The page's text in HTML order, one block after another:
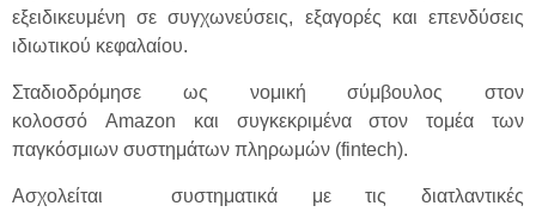
εξειδικευμένη σε συγχωνεύσεις, εξαγορές και επενδύσεις
ιδιωτικού κεφαλαίου.
Σταδιοδρόμησε ως νομική σύμβουλος στον
κολοσσό Amazon και συγκεκριμένα στον τομέα των
παγκόσμιων συστημάτων πληρωμών (fintech).
Ασχολείται συστηματικά με τις διατλαντικές